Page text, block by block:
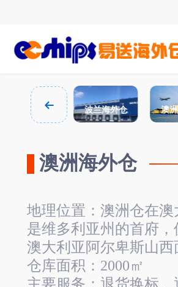
西班牙海外仓 波兰海外仓 澳
澳洲海外仓
地理位置：澳洲仓在
是维多利亚州的首府，
澳大利亚阿尔卑斯山西
仓库面积：2000㎡